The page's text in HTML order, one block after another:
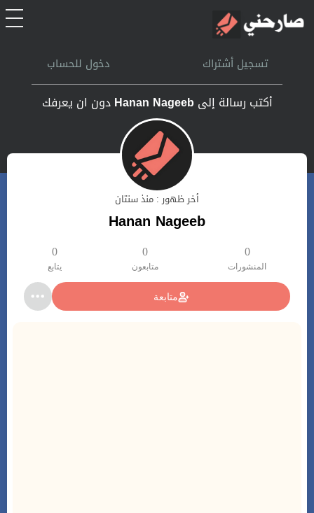
الرئيسيةتسجيل أشتراك دخول للحساب
أكتب رسالة إلى Hanan Nageeb دون ان يعرفك
أخر ظهور : منذ سنتان
Hanan Nageeb
0
المنشورات
0
متابعون
0
يتابع
متابعة